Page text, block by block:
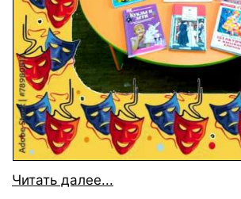
Читать далее...